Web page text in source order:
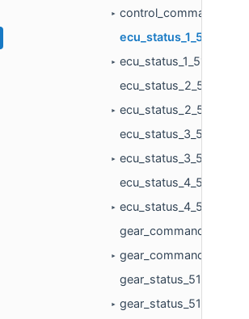
►
control_command_115.h
ecu_status_1_515.cc
►
ecu_status_1_515.h
ecu_status_2_516.cc
►
ecu_status_2_516.h
ecu_status_3_517.cc
►
ecu_status_3_517.h
ecu_status_4_518.cc
►
ecu_status_4_518.h
gear_command_114.cc
►
gear_command_114.h
gear_status_514.cc
► gear_status_514.h